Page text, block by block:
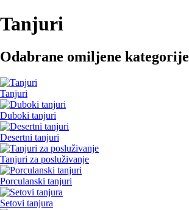
Tanjuri
Odabrane omiljene kategorije
Tanjuri
Duboki tanjuri
Desertni tanjuri
Tanjuri za posluživanje
Porculanski tanjuri
Setovi tanjura